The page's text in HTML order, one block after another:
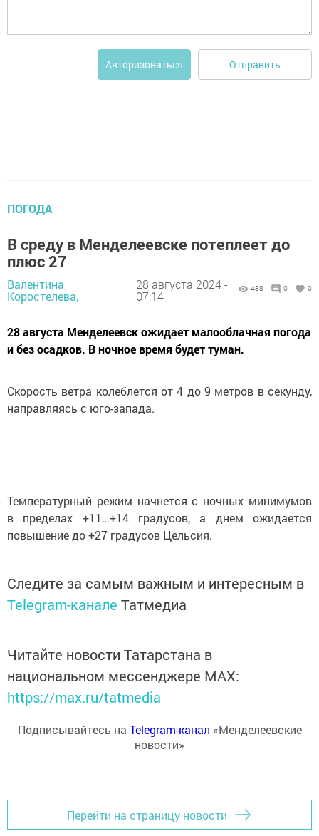
Авторизоваться Отправить
ПОГОДА
В среду в Менделеевске потеплеет до
плюс 27
Валентина
Коростелева,
28 августа 2024 -
07:14
488 0 0
28 августа Менделеевск ожидает малооблачная погода
и без осадков. В ночное время будет туман.
Скорость ветра колеблется от 4 до 9 метров в секунду,
направляясь с юго-запада.
Температурный режим начнется с ночных минимумов
в пределах +11…+14 градусов, а днем ожидается
повышение до +27 градусов Цельсия.
Следите за самым важным и интересным в
Telegram-канале Татмедиа
Читайте новости Татарстана в
национальном мессенджере MАХ:
https://max.ru/tatmedia
Подписывайтесь на Telegram-канал «Менделеевские
новости»
Перейти на страницу новости